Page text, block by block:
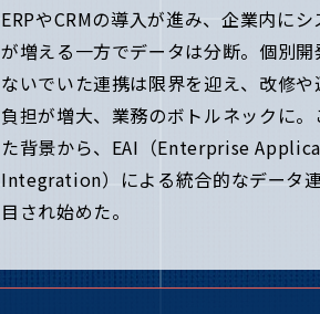
ERPやCRMの導入が進み、企業内に
が増える一方でデータは分断。個別開
ないでいた連携は限界を迎え、改修
負担が増大、業務のボトルネックに
た背景から、EAI（Enterprise
Integration）による統合的なデータ
目され始めた。